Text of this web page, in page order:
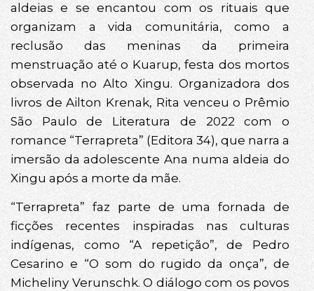
aldeias e se encantou com os rituais que
organizam a vida comunitária, como a
reclusão das meninas da primeira
menstruação até o Kuarup, festa dos mortos
observada no Alto Xingu. Organizadora dos
livros de Ailton Krenak, Rita venceu o Prêmio
São Paulo de Literatura de 2022 com o
romance “Terrapreta” (Editora 34), que narra a
imersão da adolescente Ana numa aldeia do
Xingu após a morte da mãe.
“Terrapreta” faz parte de uma fornada de
ficções recentes inspiradas nas culturas
indígenas, como “A repetição”, de Pedro
Cesarino e “O som do rugido da onça”, de
Micheliny Verunschk. O diálogo com os povos